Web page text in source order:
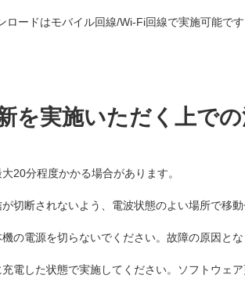
ロードはモバイル回線/Wi-Fi回線で実施可能です
を実施いただく上で
20分程度かかる場合があります。
切断されないよう、電波状態のよい場所で移動
の電源を切らないでください。故障の原因とな
電した状態で実施してください。ソフトウェ